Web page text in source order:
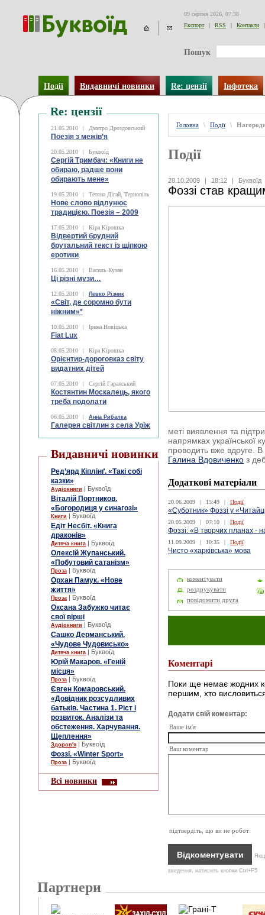
09 серпня 2026, 07:38
Експорт
| RSS | Контакти |
Пошук
Події Видавничі новинки Re: цензії Інфотека
Re: цензії
21.05.2010 | Дмитро Дроздовський
Поезія з межів’я
20.05.2010 | Буквоїд
Сергій Тримбач: «Книги не
обираю, радше вони
обирають мене»
19.05.2010 | Тетяна Дігай, Тернопіль
Нове слово відлунює
традицією. Поезія – 2009
17.05.2010 | Кіра Кірошка
Відвертий брудний
брутальний текст із щіпкою
еротики
16.05.2010 | Василь Кузан
Ці різні музи…
12.05.2010 | Левко Різник
«Світ, де соромно бути
ніжним»*
10.05.2010 | Ірина Новіцька
Fiat Lux
08.05.2010 | Кіра Кірошка
Орієнтир-дороговказ світу
видатних дітей
07.05.2010 | Сергій Гаранський
Костянтин Москалець, якого
треба подолати
06.05.2010 | Анна Рибалка
Галерея світлин з села Уріж
Видавничі новинки
Ред’ярд Кіплінґ. «Такі собі
казки»
Аудіокниги | Буквоїд
Віталій Портников.
«Богородиця у синагозі»
Книги | Буквоїд
Едіт Несбіт. «Книга
драконів»
Дитяча книга | Буквоїд
Олексій Жупанський.
«Побутовий сатанізм»
Проза | Буквоїд
Орхан Памук. «Нове
життя»
Проза | Буквоїд
Оксана Забужко читає
свої вірші
Аудіокниги | Буквоїд
Сашко Дерманський.
«Чудове Чудовисько»
Дитяча книга | Буквоїд
Юрій Макаров. «Геній
місця»
Проза | Буквоїд
Євген Комаровський.
«Довідник розсудливих
батьків. Частина 1. Ріст і
розвиток. Аналізи та
обстеження. Харчування.
Щеплення»
Здоров'я | Буквоїд
Фоззі. «Winter Sport»
Проза | Буквоїд
Всі новинки
Головна \ Події \
Події
28.10.2009 | 18:12 | Буквоїд
Фоззі став
меті виявлення та
напрямках
проводить вже вдруге.
Галина Вдовиченко з
Додаткові матеріали
20.06.2009 | 15:49 | Події
«Суботник» Фоззі у
20.05.2009 | 07:10 | Події
Фоззі: «В творчих планах -
11.09.2009 | 10:35 | Події
Чисто «харківська» мова
коментувати
роздрукувати
повідомити друга
Коментарі
Поки ще немає жодних
першим, хто
Додати свій коментар:
Ваше ім'я
Ваш коментар
підтвердіть, що ви не робот:
введення, натисніть кнопки Ctrl+F5
Партнери